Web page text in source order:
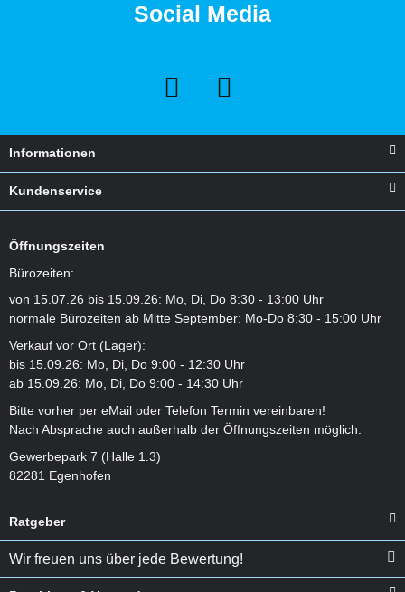
Welche Gründe sprechen für den Powerskin Primo von arena
Anhand dieses Quizes wirst du feststellen können,
Was kann der neue Arena Powerskin Impulso?
Was zeichnet denArena Powerskin Impulso aus? Hier erfährst
du mehr.
Weiter
Welcher Carbon Anzug ist der Richtige für mich?
„Welcher Carbon Anzug ist für mich am besten geeignet?“
Erfahre hier mehr über dieses Thema.
Social Media
Informationen
Kundenservice
Öffnungszeiten
Bürozeiten:
von 15.07.26 bis 15.09.26: Mo, Di, Do 8:30 - 13:00 Uhr
normale Bürozeiten ab Mitte September: Mo-Do 8:30 - 15:00 Uhr
Verkauf vor Ort (Lager):
bis 15.09.26: Mo, Di, Do 9:00 - 12:30 Uhr
ab 15.09.26: Mo, Di, Do 9:00 - 14:30 Uhr
Bitte vorher per eMail oder Telefon Termin vereinbaren!
Nach Absprache auch außerhalb der Öffnungszeiten möglich.
Gewerbepark 7 (Halle 1.3)
82281 Egenhofen
Ratgeber
Wir freuen uns über jede Bewertung!